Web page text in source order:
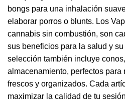
bongs para una inhalación
elaborar porros o blunts. Los
cannabis sin combustión, son
sus beneficios para la salud y
selección también incluye
almacenamiento, perfectos para
frescos y organizados. Cada
maximizar la calidad de tu